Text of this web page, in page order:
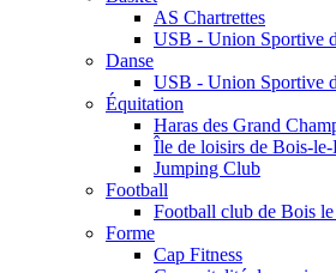
AS Chartrettes
USB - Union Sportive
Danse
USB - Union Sportive
Équitation
Haras des Grand
Île de loisirs de Bois-
Jumping Club
Football
Football club de Bois
Forme
Cap Fitness